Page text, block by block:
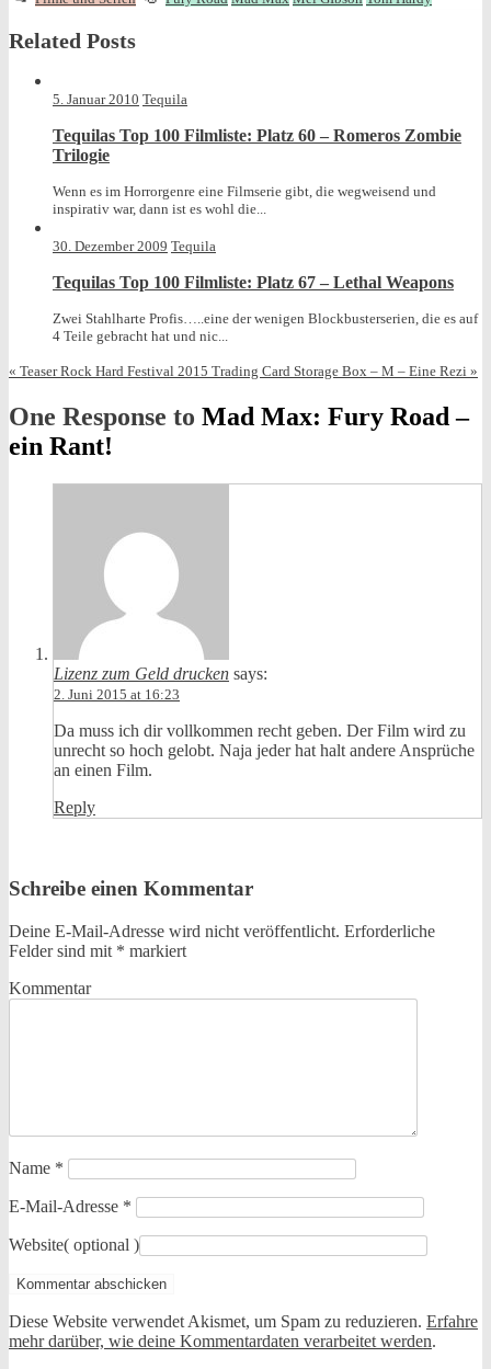
was
posted
Related Posts
5. Januar 2010 Tequila
Tequilas Top 100 Filmliste: Platz 60 – Romeros Zombie
Trilogie
Wenn es im Horrorgenre eine Filmserie gibt, die wegweisend und
inspirativ war, dann ist es wohl die...
30. Dezember 2009 Tequila
Tequilas Top 100 Filmliste: Platz 67 – Lethal Weapons
Zwei Stahlharte Profis…..eine der wenigen Blockbusterserien, die es auf
4 Teile gebracht hat und nic...
« Teaser Rock Hard Festival 2015 Trading Card Storage Box – M – Eine Rezi »
One Response to Mad Max: Fury Road –
ein Rant!
Lizenz zum Geld drucken says:
2. Juni 2015 at 16:23
Da muss ich dir vollkommen recht geben. Der Film wird zu
unrecht so hoch gelobt. Naja jeder hat halt andere Ansprüche
an einen Film.
Reply
Schreibe einen Kommentar
Deine E-Mail-Adresse wird nicht veröffentlicht. Erforderliche
Felder sind mit * markiert
Kommentar
Name *
E-Mail-Adresse *
Website( optional )
Diese Website verwendet Akismet, um Spam zu reduzieren. Erfahre
mehr darüber, wie deine Kommentardaten verarbeitet werden.